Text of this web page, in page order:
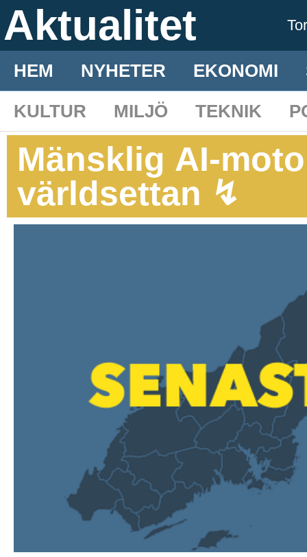
Aktualitet
HEM NYHETER EKONOMI
KULTUR
MILJÖ TEKNIK
Mänsklig AI-
världsettan ↯